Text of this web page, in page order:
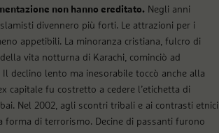
non hanno ereditato. Negli anni
divennero più forti. Le attrazioni per i
appetibili. La minoranza cristiana, fulcro di
vita notturna di Karachi, cominciò ad
Il declino lento ma inesorabile toccò anche alla
capitale fu costretto a cedere l’etichetta di
Nel 2002, agli scontri tribali e ai contrasti etnici
forma di terrorismo. Decine di passanti furono